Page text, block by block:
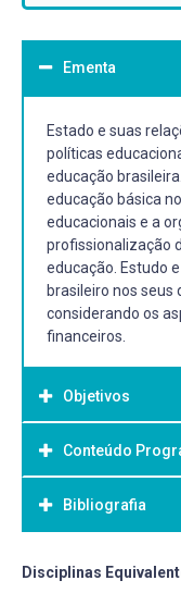
Ementa
Estado e suas
políticas
educação
educação básica
educacionais e a
profissionalização
educação. Estudo
brasileiro nos seus
considerando os
financeiros.
Objetivos
Objetivo Geral:
Compreensão da
da realidade
Desenvolver um
educacionais para
Conteúdo
* ESTADO,
Educação:
A educação
Bibliografia
Bibliografia
Disciplinas